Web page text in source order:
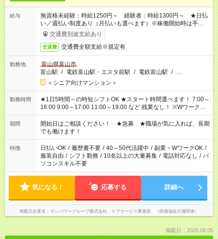
給与
無資格未経験：時給1250円～ 経験者：時給1300円～ ★日払
い／週払い制度あり（月払いも選べます）※稼働開始時は手続き
完了次第のお支払いとなります。
交通費別途支給あり
交通費 交通費全額支給※規定有
勤務地
富山県富山市
富山駅 / 電鉄富山駅・エスタ前駅 / 電鉄富山駅 / …
＜シニア向けマンション＞
勤務時間
★1日5時間～の時短シフトOK ★スタート時間選べます！ 7:00～
16:00 9:00～17:00 11:00～19:00 など 残業なし！ ※Wワークの
場合、他のお仕事と合わせ週40時間超の就業はご案内できませ
ん ※法令に基づき、週20時間以上勤務は社会保険への加入対象
となります ※労働者派遣法（日雇い派遣の原則禁止）により、
短時間・短期間の就業はご案内が難しい場合があります
期間
開始日はご相談ください！ ★急募 ★職場が気に入れば、長期
でも働けます！
特徴 日払いOK / 履歴書不要 / 40～50代活躍中 / 副業・WワークOK /
服装自由 / シフト勤務 / 10名以上の大量募集 / 電話対応なし / パ
ソコンスキル不要
気になる！ 応募する 詳細へ
掲載元企業名 マンパワーグループ株式会社 ケアサービス事業部 （医療福祉介護関連）
掲載日：2026.08.05